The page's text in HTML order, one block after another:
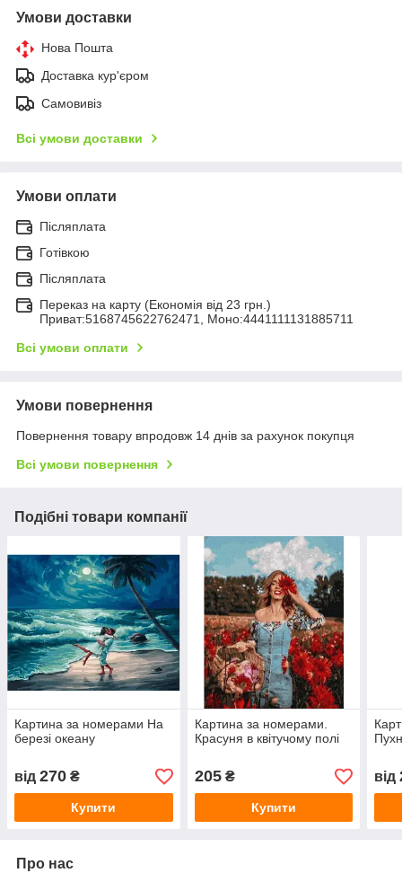
Умови доставки
Нова Пошта
Доставка кур'єром
Самовивіз
Всі умови доставки
Умови оплати
Післяплата
Готівкою
Післяплата
Переказ на карту (Економія від 23 грн.)
Приват:5168745622762471, Моно:4441111131885711
Всі умови оплати
Умови повернення
Повернення товару впродовж 14 днів за рахунок покупця
Всі умови повернення
Подібні товари компанії
Картина за номерами На
березі океану
від 270 ₴
Купити
Картина за номерами.
Красуня в квітучому полі
205₴
Купити
від
Про нас